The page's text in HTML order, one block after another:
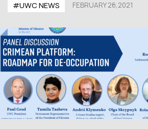
#UWС NEWS FEBRUARY 26,2021